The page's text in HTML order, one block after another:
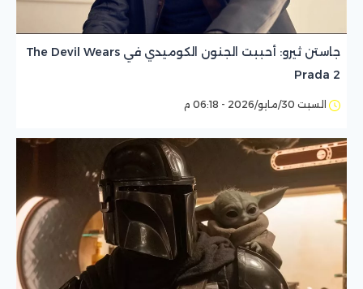
جاستن ثيرو: أحببت الجنون الكوميدي في The Devil Wears
Prada 2
السبت 30/مايو/2026 - 06:18 م